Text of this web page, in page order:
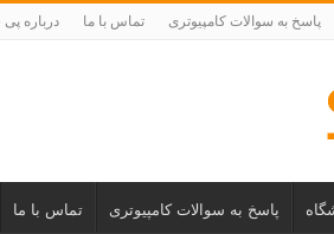
پاسخ به سوالات کامپیوتری تماس با ما درباره
پاسخ به سوالات کامپیوتری تماس با ما